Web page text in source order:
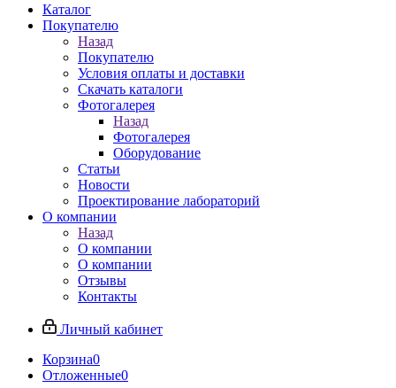
Каталог
Покупателю
Назад
Покупателю
Условия оплаты и доставки
Скачать каталоги
Фотогалерея
Назад
Фотогалерея
Оборудование
Статьи
Новости
Проектирование лабораторий
О компании
Назад
О компании
О компании
Отзывы
Контакты
Личный кабинет
Корзина0
Отложенные0